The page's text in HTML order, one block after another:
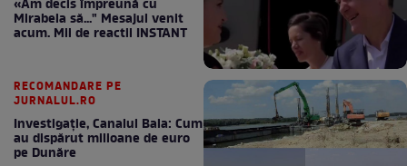
«Am decis împreună cu
Mirabela să..." Mesajul venit
acum. Mii de reactii INSTANT
RECOMANDARE PE
JURNALUL.RO
Investigație, Canalul Bala: Cum
au dispărut milioane de euro
pe Dunăre